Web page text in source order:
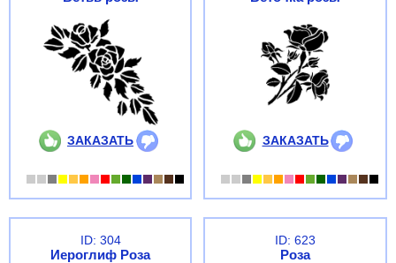
ЗАКАЗАТЬ ЗАКАЗАТЬ
ID: 304
Иероглиф Роза
ID: 623
Роза